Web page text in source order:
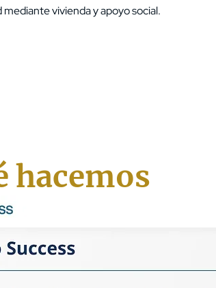
vivienda y apoyo social.
hacemos